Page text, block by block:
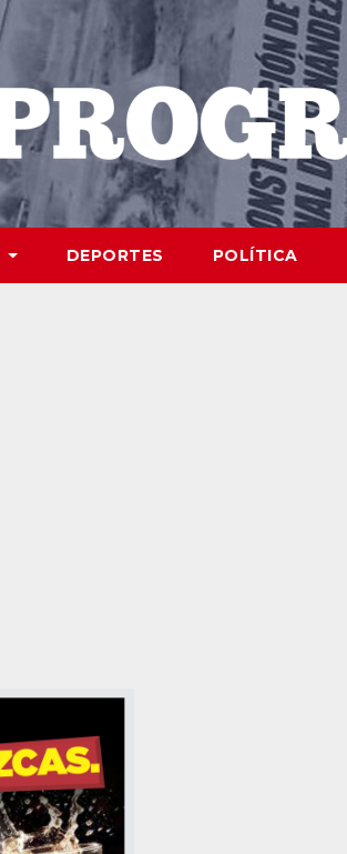
DEPORTES POLÍTICA